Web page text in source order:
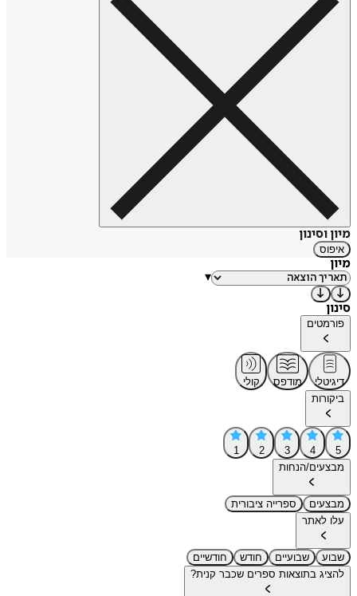
מיון וסינון
איפוס
מיון
▾
סינון
פורמטים
דיגיטלי מודפס
קולי
ביקורות
5
4
3
2
1
מבצעים/הנחות
מבצעים
ספרייה ציבורית
עלו לאתר
שבוע שבועיים חודש
חודשיים
להציג בתוצאות ספרים שכבר קנית?